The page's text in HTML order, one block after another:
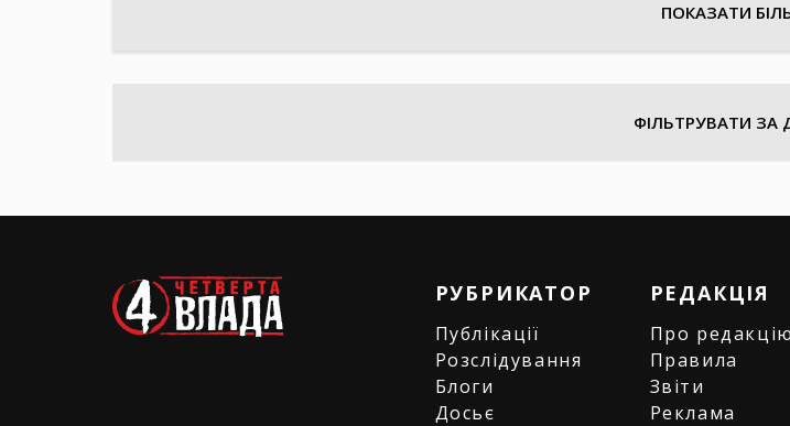
ПОКАЗАТИ
ФІЛЬТРУВАТИ
РУБРИКАТОР
Публікації
Розслідування
Блоги
Досьє
РЕДАКЦІЯ
Про редакцію
Правила
Звіти
Реклама